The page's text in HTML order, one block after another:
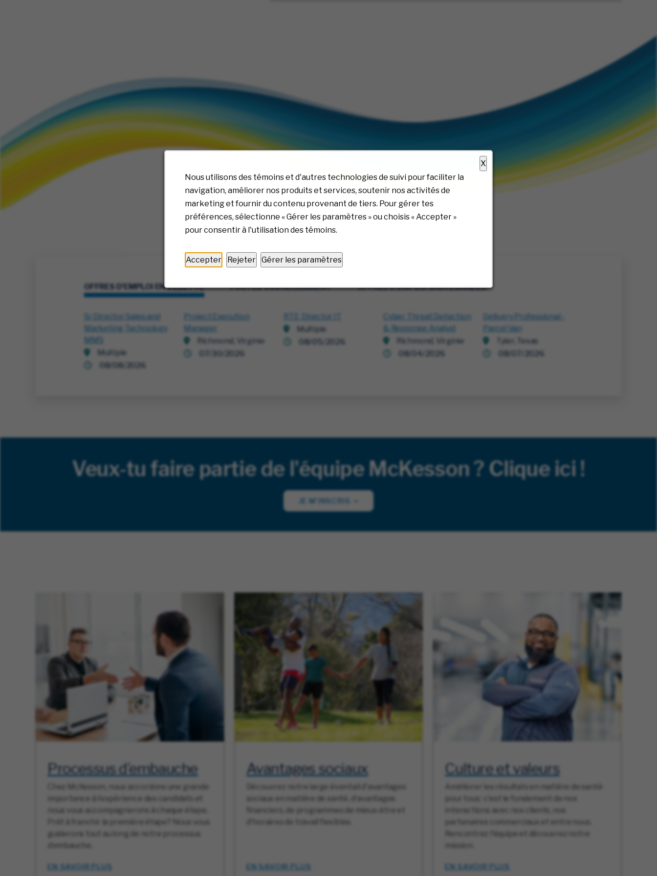
X
Nous utilisons des témoins et d'autres technologies de suivi pour faciliter la
navigation, améliorer nos produits et services, soutenir nos activités de
marketing et fournir du contenu provenant de tiers. Pour gérer tes
préférences, sélectionne « Gérer les paramètres » ou choisis « Accepter »
pour consentir à l'utilisation des témoins.
Accepter Rejeter Gérer les paramètres
OFFRES D'EMPLOI EN VEDETTE POSTES VUS RÉCEMMENT OFFRES D'EMPLOI SAUVEGARDÉS
Sr Director Sales and
Marketing Technology
MMS
Multiple
Project Execution
Manager
Richmond, Virginie
RTE, Director IT
Multiple
Cyber Threat Detection
& Response Analyst
Richmond, Virginie
Delivery Professional -
Parcel Van
Tyler, Texas
Veux-tu faire partie de l'équipe McKesson ? Clique ici !
JE M'INSCRIS
Processus d’embauche
Chez McKesson, nous accordons une grande
importance à l’expérience des candidats et
nous vous accompagnerons à chaque étape.
Prêt à franchir la première étape? Nous vous
guiderons tout au long de notre processus
d’embauche.
EN SAVOIR PLUS
Avantages sociaux
Découvrez notre large éventail d'avantages
sociaux en matière de santé, d'avantages
financiers, de programmes de mieux-être et
d'horaires de travail flexibles.
EN SAVOIR PLUS
Culture et valeurs
Améliorer les résultats en matière de santé
pour tous : c'est le fondement de nos
interactions avec nos clients, nos
partenaires commerciaux et entre nous.
Rencontrez l'équipe et découvrez notre
EN SAVOIR PLUS